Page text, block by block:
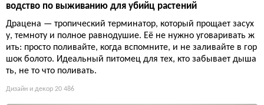
водство по выживанию для убийц растений
Драцена — тропический терминатор, который прощает засух
у, темноту и полное равнодушие. Её не нужно уговаривать ж
ить: просто поливайте, когда вспомните, и не заливайте в гор
шок болото. Идеальный питомец для тех, кто забывает дыша
ть, не то что поливать.
Дизайн и декор 20 486